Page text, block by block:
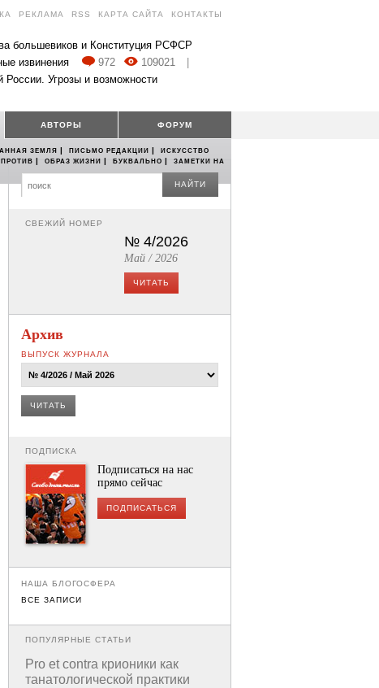
РЕКЛАМА RSS КАРТА САЙТА КОНТАКТЫ
большевиков и Конституция РСФСР
извинения 972 109021
России. Угрозы и возможности
АВТОРЫ ФОРУМ
ЗЕМЛЯ | ПИСЬМО РЕДАКЦИИ |
ИСКУССТВО
| ОБРАЗ ЖИЗНИ | БУКВАЛЬНО |
ЗАМЕТКИ НА
НАЙТИ
СВЕЖИЙ НОМЕР
№ 4/2026
Май / 2026
ЧИТАТЬ
Архив
ВЫПУСК ЖУРНАЛА
ЧИТАТЬ
ПОДПИСКА
Подписаться на нас
прямо сейчас
ПОДПИСАТЬСЯ
НАША БЛОГОСФЕРА
ВСЕ ЗАПИСИ
ПОПУЛЯРНЫЕ СТАТЬИ
Pro et contra крионики как
танатологической практики